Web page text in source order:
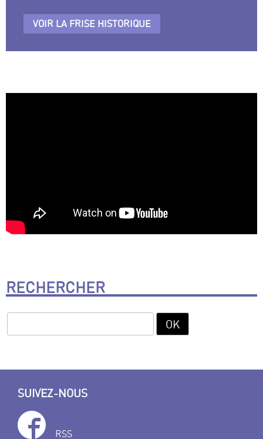
VOIR LA FRISE HISTORIQUE
RECHERCHER
SUIVEZ-NOUS
RSS